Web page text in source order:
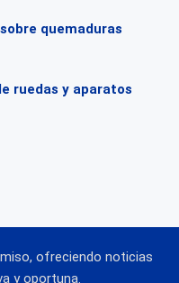
quemaduras
ruedas y aparatos
ofreciendo noticias
y oportuna.